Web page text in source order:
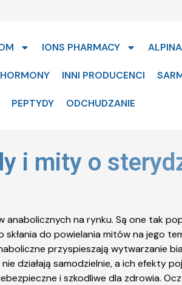
IONS PHARMACY
HORMONY INNI PRODUCENCI
PEPTYDY ODCHUDZANIE
i mity o
na rynku. Są one tak
skłania do powielania mitów na jego
przyspieszają wytwarzanie
działają samodzielnie, a ich efekty
i szkodliwe dla zdrowia.